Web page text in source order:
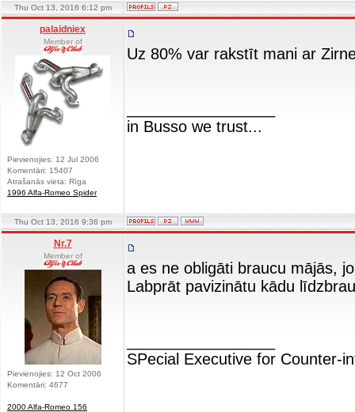
Thu Oct 13, 2016 6:12 pm
palaidniex
Member of
Pievienojies: 12 Jul 2006
Komentāri: 15407
Atrašanās vieta: Rīga
1996 Alfa-Romeo Spider
Uz 80% var rakstīt mani ar
in Busso we trust...
Thu Oct 13, 2016 9:36 pm
Nr.7
Member of
Pievienojies: 12 Oct 2006
Komentāri: 4677
2000 Alfa-Romeo 156
a es ne obligāti braucu mājās,
Labprāt pavizinātu kādu
SPecial Executive for Counter-